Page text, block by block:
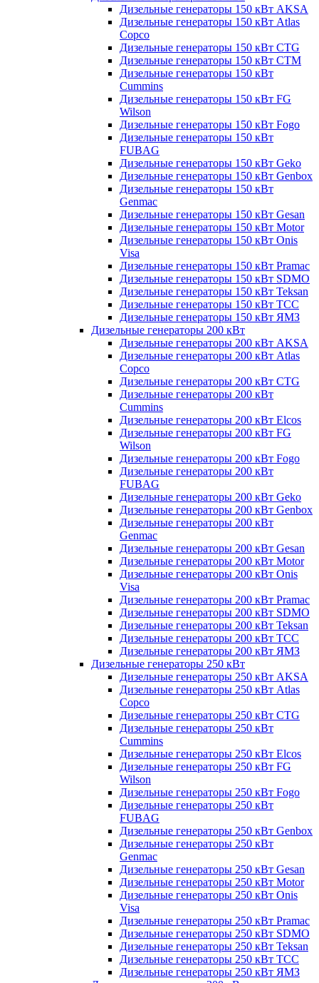
Дизельные генераторы 150 кВт AKSA
Дизельные генераторы 150 кВт Atlas
Copco
Дизельные генераторы 150 кВт CTG
Дизельные генераторы 150 кВт CTM
Дизельные генераторы 150 кВт
Cummins
Дизельные генераторы 150 кВт FG
Wilson
Дизельные генераторы 150 кВт Fogo
Дизельные генераторы 150 кВт
FUBAG
Дизельные генераторы 150 кВт Geko
Дизельные генераторы 150 кВт Genbox
Дизельные генераторы 150 кВт
Genmac
Дизельные генераторы 150 кВт Gesan
Дизельные генераторы 150 кВт Motor
Дизельные генераторы 150 кВт Onis
Visa
Дизельные генераторы 150 кВт Pramac
Дизельные генераторы 150 кВт SDMO
Дизельные генераторы 150 кВт Teksan
Дизельные генераторы 150 кВт ТСС
Дизельные генераторы 150 кВт ЯМЗ
Дизельные генераторы 200 кВт
Дизельные генераторы 200 кВт AKSA
Дизельные генераторы 200 кВт Atlas
Copco
Дизельные генераторы 200 кВт CTG
Дизельные генераторы 200 кВт
Cummins
Дизельные генераторы 200 кВт Elcos
Дизельные генераторы 200 кВт FG
Wilson
Дизельные генераторы 200 кВт Fogo
Дизельные генераторы 200 кВт
FUBAG
Дизельные генераторы 200 кВт Geko
Дизельные генераторы 200 кВт Genbox
Дизельные генераторы 200 кВт
Genmac
Дизельные генераторы 200 кВт Gesan
Дизельные генераторы 200 кВт Motor
Дизельные генераторы 200 кВт Onis
Visa
Дизельные генераторы 200 кВт Pramac
Дизельные генераторы 200 кВт SDMO
Дизельные генераторы 200 кВт Teksan
Дизельные генераторы 200 кВт ТСС
Дизельные генераторы 200 кВт ЯМЗ
Дизельные генераторы 250 кВт
Дизельные генераторы 250 кВт AKSA
Дизельные генераторы 250 кВт Atlas
Copco
Дизельные генераторы 250 кВт CTG
Дизельные генераторы 250 кВт
Cummins
Дизельные генераторы 250 кВт Elcos
Дизельные генераторы 250 кВт FG
Wilson
Дизельные генераторы 250 кВт Fogo
Дизельные генераторы 250 кВт
FUBAG
Дизельные генераторы 250 кВт Genbox
Дизельные генераторы 250 кВт
Genmac
Дизельные генераторы 250 кВт Gesan
Дизельные генераторы 250 кВт Motor
Дизельные генераторы 250 кВт Onis
Visa
Дизельные генераторы 250 кВт Pramac
Дизельные генераторы 250 кВт SDMO
Дизельные генераторы 250 кВт Teksan
Дизельные генераторы 250 кВт ТСС
Дизельные генераторы 250 кВт ЯМЗ